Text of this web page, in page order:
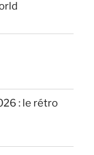
: le rétro